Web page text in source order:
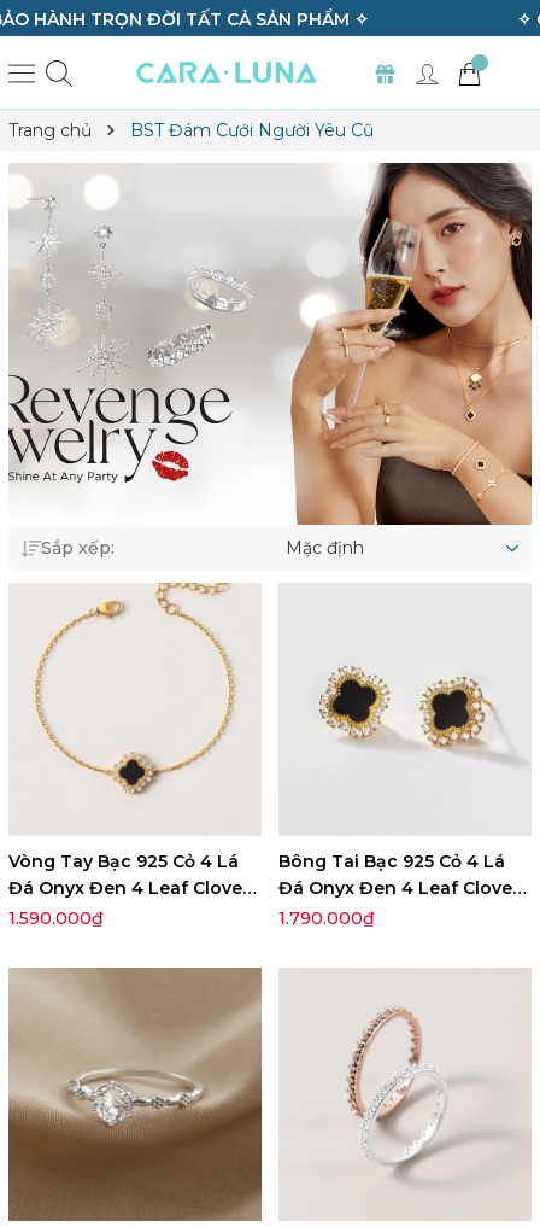
✧ GIAO HÀNG HOẢ TỐC HÀ NỘI & TP.HCM ✧
Trang chủ BST Đám Cưới Người Yêu Cũ
Sắp xếp: Mặc định
Vòng Tay Bạc 925 Cỏ 4 Lá
Đá Onyx Đen 4 Leaf Clover -
VCB36
1.590.000₫
Bông Tai Bạc 925 Cỏ 4 Lá
Đá Onyx Đen 4 Leaf Clover -
VCE36
1.790.000₫